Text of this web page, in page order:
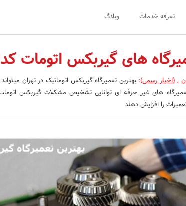
تعرفه خدمات وبلاگ
های گیربکس اتومات
,(اخبار رسمی):بهترین تعمیرگاه گیربکس اتوماتیک در تهران
های غیر حرفه ای توانایی تشخیص مشکلات گیربکس
را افزایش دهند